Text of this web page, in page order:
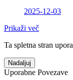
2025-12-03
Prikaži več
Ta spletna stran
Nadaljuj
Uporabne Povezave